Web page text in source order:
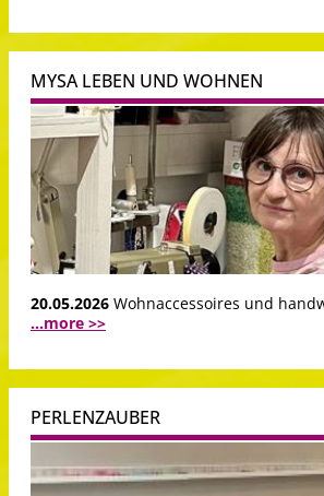
MYSA LEBEN UND WOHNEN
20.05.2026 Wohnaccessoires und
...more >>
PERLENZAUBER